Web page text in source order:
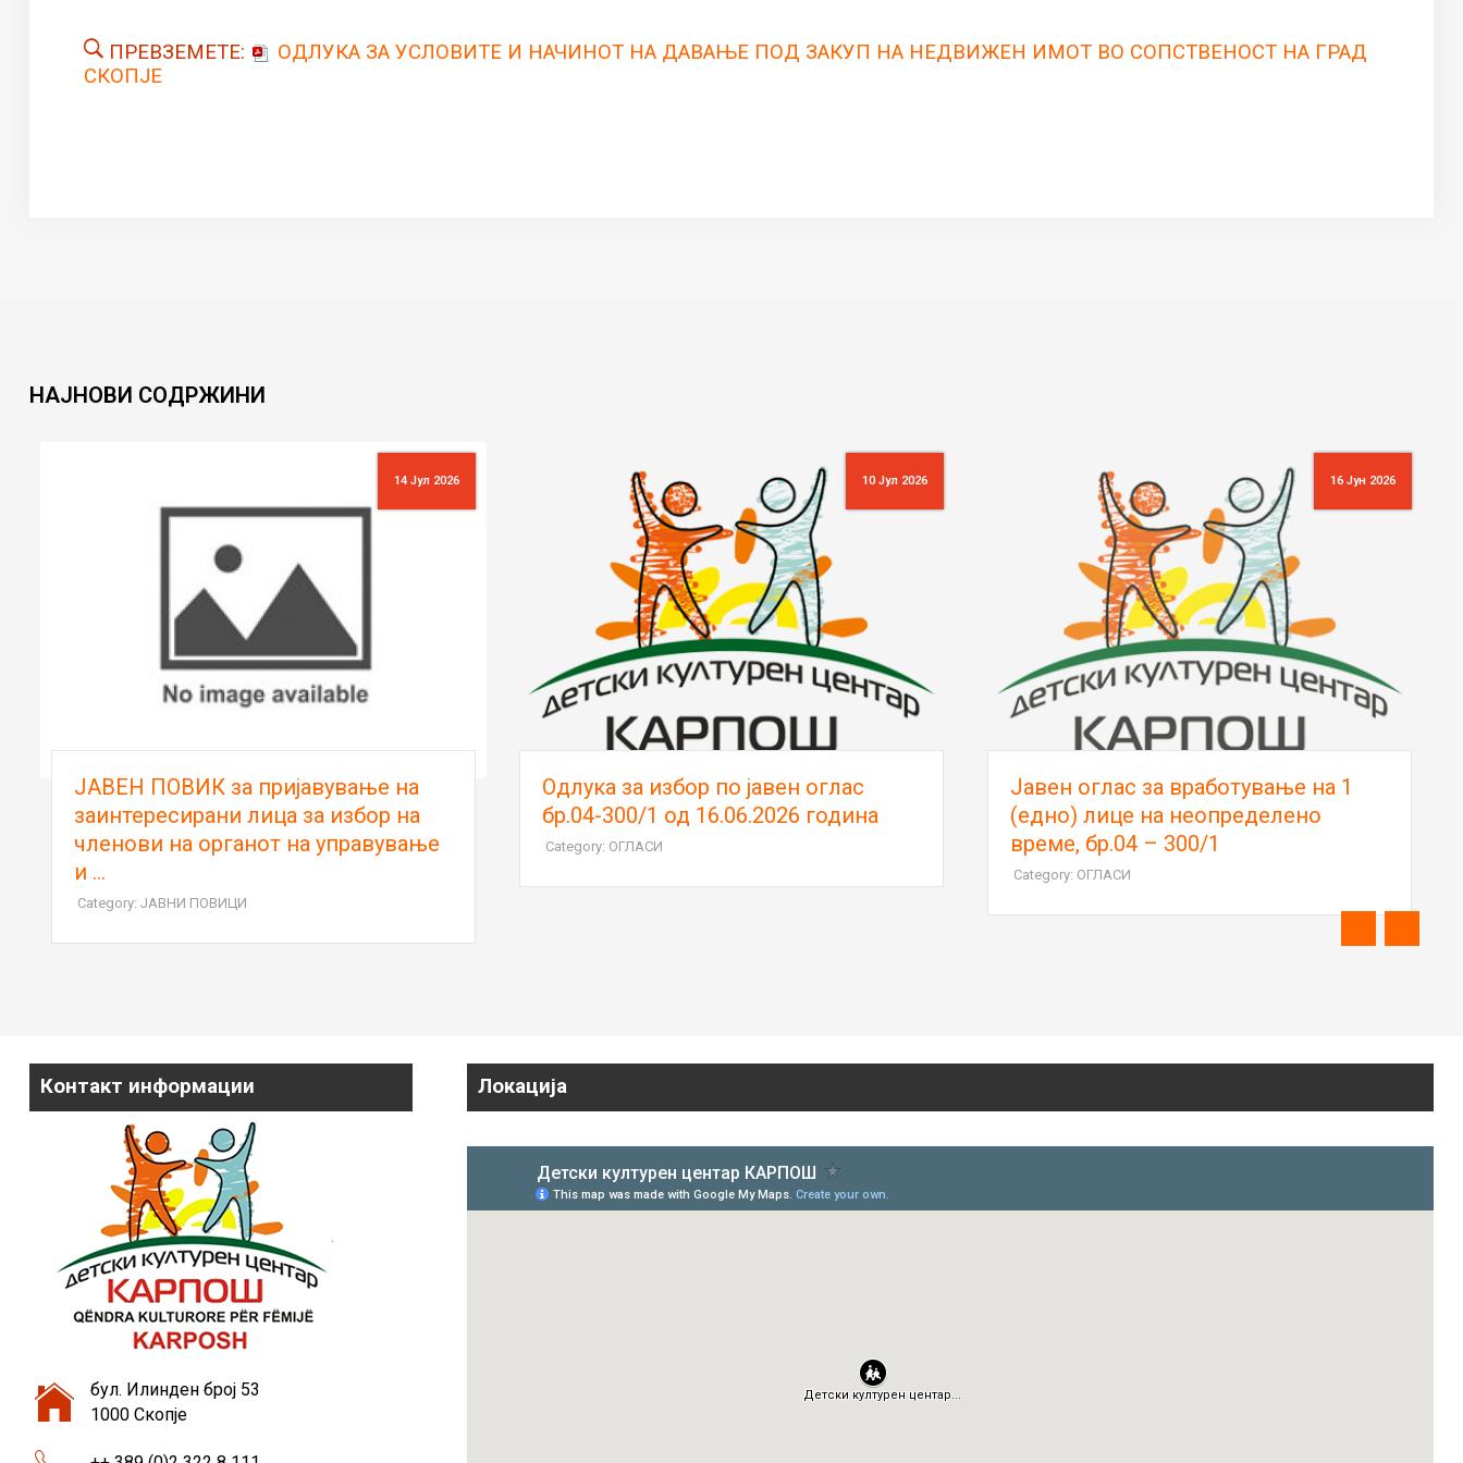
ПРЕВЗЕМЕТЕ:
ОДЛУКА ЗА УСЛОВИТЕ И НАЧИНОТ НA ДАВАЊЕ ПОД ЗАКУП НА НЕДВИЖЕН ИМОТ ВО СОПСТВЕНОСТ НА ГРАД
СКОПЈЕ
НАЈНОВИ СОДРЖИНИ
14 Јул 2026
ЈАВЕН ПОВИК за пријавување на
заинтересирани лица за избор на
членови на органот на управување
и ...
Category: ЈАВНИ ПОВИЦИ
10 Јул 2026
Oдлука за избор по јавен оглас
бр.04-300/1 од 16.06.2026 година
Category: ОГЛАСИ
16 Јун 2026
Јавен оглас за вработување на 1
(едно) лице на неопределено
време, бр.04 – 300/1
Category: ОГЛАСИ
Контакт информации
бул. Илинден број 53
1000 Скопје
Локација